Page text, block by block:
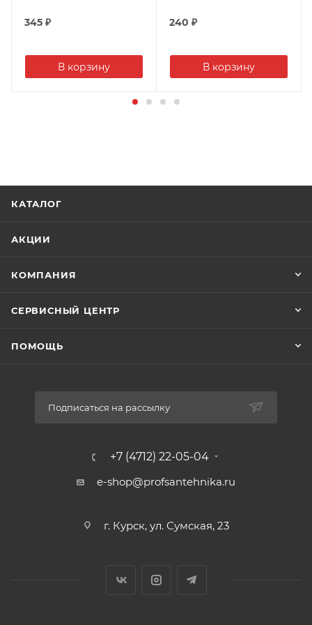
345 ₽
В корзину
240 ₽
В корзину
КАТАЛОГ
АКЦИИ
КОМПАНИЯ
СЕРВИСНЫЙ ЦЕНТР
ПОМОЩЬ
Подписаться на рассылку
+7 (4712) 22-05-04
e-shop@profsantehnika.ru
г. Курск, ул. Сумская, 23